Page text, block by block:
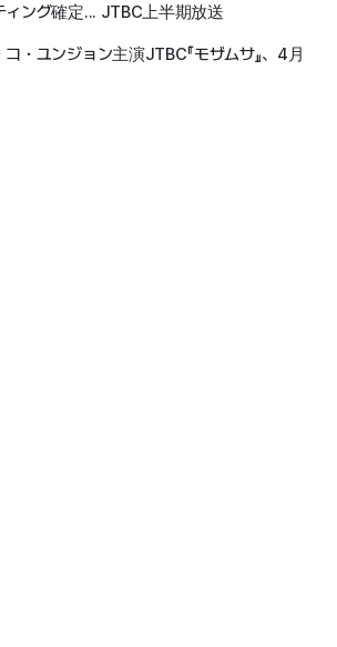
ィング確定... JTBC上半期放送
・ユンジョン主演JTBC『モザムサ』、4月